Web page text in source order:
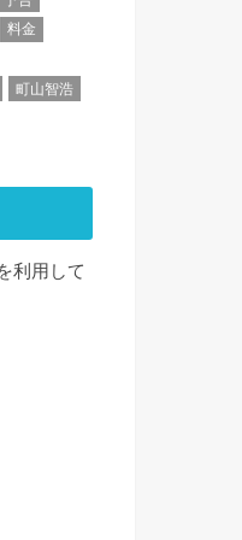
料金
町山智浩
利用して